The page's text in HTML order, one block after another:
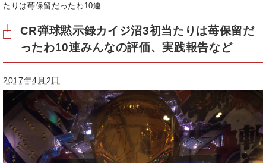
たりは苺保留だったわ10連
CR弾球黙示録カイジ沼3初当たりは苺保留だ
ったわ10連みんなの評価、実践報告など
2017年4月2日